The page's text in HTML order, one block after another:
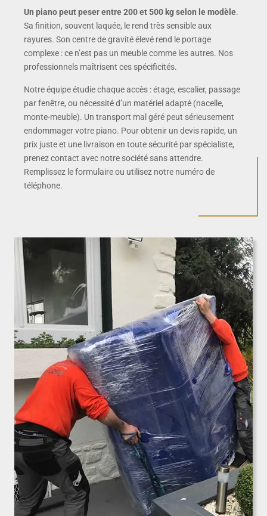
Un piano peut peser entre 200 et 500 kg selon le modèle.
Sa finition, souvent laquée, le rend très sensible aux
rayures. Son centre de gravité élevé rend le portage
complexe : ce n’est pas un meuble comme les autres. Nos
professionnels maîtrisent ces spécificités.
Notre équipe étudie chaque accès : étage, escalier, passage
par fenêtre, ou nécessité d’un matériel adapté (nacelle,
monte-meuble). Un transport mal géré peut sérieusement
endommager votre piano. Pour obtenir un devis rapide, un
prix juste et une livraison en toute sécurité par spécialiste,
prenez contact avec notre société sans attendre.
Remplissez le formulaire ou utilisez notre numéro de
téléphone.